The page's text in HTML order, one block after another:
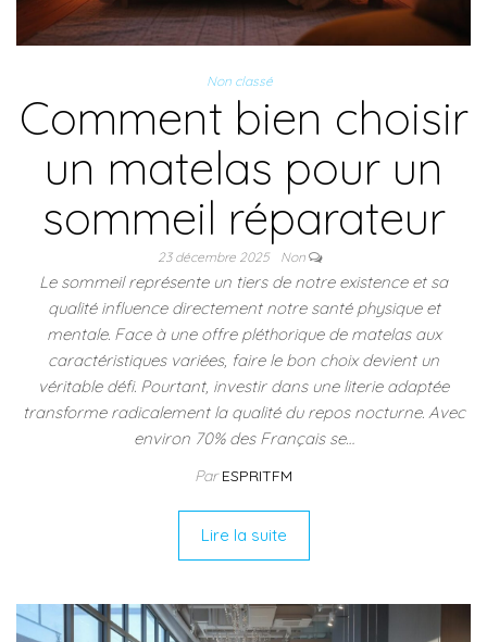
Non classé
Comment bien choisir
un matelas pour un
sommeil réparateur
23 décembre 2025 Non
Le sommeil représente un tiers de notre existence et sa
qualité influence directement notre santé physique et
mentale. Face à une offre pléthorique de matelas aux
caractéristiques variées, faire le bon choix devient un
véritable défi. Pourtant, investir dans une literie adaptée
transforme radicalement la qualité du repos nocturne. Avec
environ 70% des Français se…
ParESPRITFM
Lire la suite